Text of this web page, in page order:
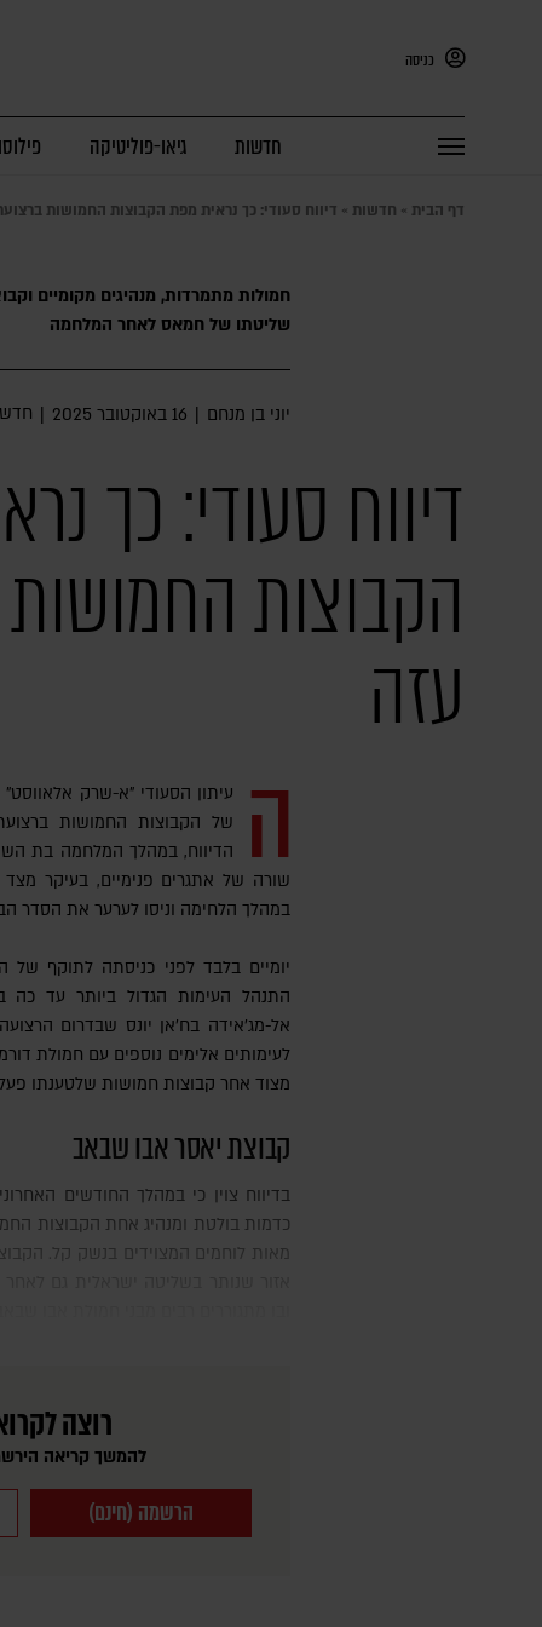
כניסה
חדשות גיאו-פוליטיקה
דף הבית » חדשות » דיווח סעודי: כך נראית מפת הקבוצות החמושות
חמולות מתמרדות, מנהיגים מקומיים
שליטתו של חמאס לאחר המלחמה
יוני בן מנחם | 16 באוקטובר 2025 |
דיווח סעודי: כך
הקבוצות
עזה
ה
עיתון הסעודי "א-שרק
של הקבוצות החמושות
הדיווח, במהלך המלחמה בת
שורה של אתגרים פנימיים, בעיקר
במהלך הלחימה וניסו לערער את הסדר
יומיים בלבד לפני כניסתה לתוקף
התנהל העימות הגדול ביותר עד כה
אל-מג'אידה בח’אן יונס שבדרום
לעימותים אלימים נוספים עם חמולת
מצוד אחר קבוצות חמושות שלטענתו
קבוצת יאסר אבו שבאב
בדיווח צוין כי במהלך החודשים האחרונים עלה שמו של יאסר אבו שבאב
כדמות בולטת ומנהיג אחת הקבוצות
מאות לוחמים המצוידים בנשק קל.
רוצה
להמשך קריאה
הרשמה (חינם)